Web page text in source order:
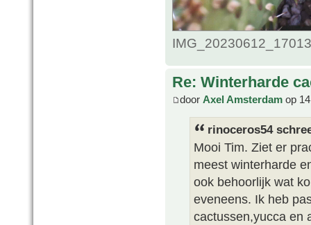
Re: Winterharde
door Axel Amsterdam op
rinoceros54
Mooi Tim. Ziet er
meest winterharde
ook behoorlijk wat
eveneens. Ik heb
cactussen,yucca en